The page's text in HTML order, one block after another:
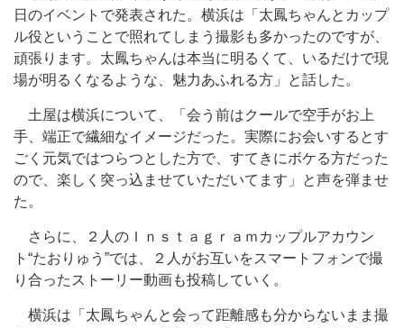
日のイベントで発表された。横浜は「太鳳ちゃんとカップ
ル役ということで照れてしまう撮影も多かったのですが、
頑張ります。太鳳ちゃんは本当に明るくて、いるだけで現
場が明るくなるような、魅力あふれる方」と話した。
土屋は横浜について、「会う前はクールで空手がお上
手、端正で繊細なイメージだった。実際にお会いするとす
ごく元気ではつらつとした方で、すてきにボケる方だった
ので、楽しく突っ込ませていただいてます」と声を弾ませ
た。
さらに、２人のＩｎｓｔａｇｒａｍカップルアカウン
ト“たおりゅう”では、２人がお互いをスマートフォンで撮
り合ったストーリー動画も投稿していく。
横浜は「太鳳ちゃんと会って距離感も分からないまま撮